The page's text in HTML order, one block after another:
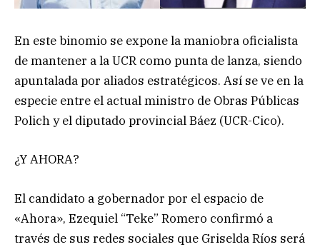
En este binomio se expone la maniobra oficialista
de mantener a la UCR como punta de lanza, siendo
apuntalada por aliados estratégicos. Así se ve en la
especie entre el actual ministro de Obras Públicas
Polich y el diputado provincial Báez (UCR-Cico).
¿Y AHORA?
El candidato a gobernador por el espacio de
«Ahora», Ezequiel “Teke” Romero confirmó a
través de sus redes sociales que Griselda Ríos será